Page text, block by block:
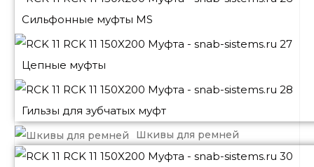
Сильфонные муфты MS
Цепные муфты
Гильзы для зубчатых муфт
Шкивы для ремней